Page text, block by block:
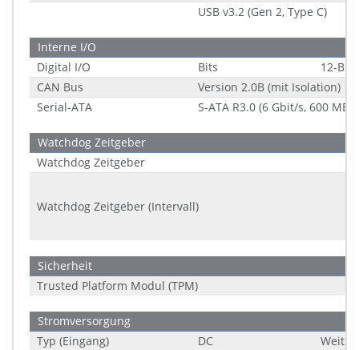
USB v3.2 (Gen 2, Type C)
Interne I/O
Digital I/O
Bits
12-Bit
CAN Bus
Version 2.0B (mit Isolation)
Serial-ATA
S-ATA R3.0 (6 Gbit/s, 600 MB/
Watchdog Zeitgeber
Watchdog Zeitgeber
Watchdog Zeitgeber (Intervall)
Sicherheit
Trusted Platform Modul (TPM)
Stromversorgung
Typ (Eingang)
DC